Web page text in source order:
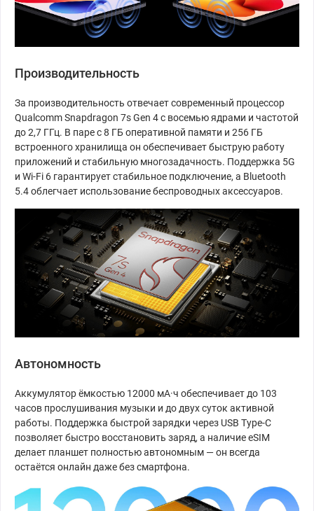
Производительность
За производительность отвечает современный процессор
Qualcomm Snapdragon 7s Gen 4 с восемью ядрами и частотой
до 2,7 ГГц. В паре с 8 ГБ оперативной памяти и 256 ГБ
встроенного хранилища он обеспечивает быструю работу
приложений и стабильную многозадачность. Поддержка 5G
и Wi-Fi 6 гарантирует стабильное подключение, а Bluetooth
5.4 облегчает использование беспроводных аксессуаров.
Автономность
Аккумулятор ёмкостью 12000 мА·ч обеспечивает до 103
часов прослушивания музыки и до двух суток активной
работы. Поддержка быстрой зарядки через USB Type-C
позволяет быстро восстановить заряд, а наличие eSIM
делает планшет полностью автономным — он всегда
остаётся онлайн даже без смартфона.